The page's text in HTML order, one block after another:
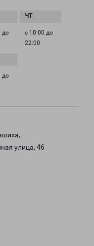
до
с 10:00 до
22:00
до
улица, 46